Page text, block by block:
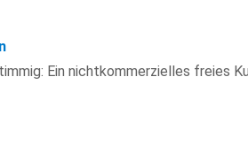
Ein nichtkommerzielles freies